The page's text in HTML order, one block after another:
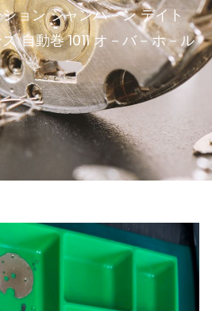
ョン シャンパ－ン デイト
自動巻 1011 オ－バ－ホ－ル